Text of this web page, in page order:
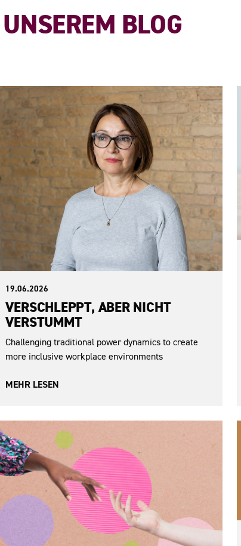
BLOG
19.06.2026
VERSCHLEPPT, ABER NICHT
VERSTUMMT
Challenging traditional power dynamics to create
more inclusive workplace environments
MEHR LESEN